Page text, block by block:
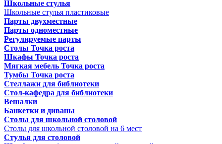
Школьные стулья
Школьные стулья пластиковые
Парты двухместные
Парты одноместные
Регулируемые парты
Столы Точка роста
Шкафы Точка роста
Мягкая мебель Точка роста
Тумбы Точка роста
Стеллажи для библиотеки
Стол-кафедра для библиотеки
Вешалки
Банкетки и диваны
Столы для школьной столовой
Столы для школьной столовой на 6 мест
Стулья для столовой